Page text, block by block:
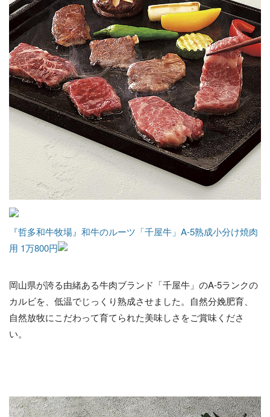
『哲多和牛牧場』和牛のルーツ「千屋牛」A-5熟成小分け焼肉
用 1万800円
岡山県が誇る由緒ある牛肉ブランド「千屋牛」のA-5ランクの
カルビを、低温でじっくり熟成させました。自然分娩肥育、
自然放牧にこだわって育てられた美味しさをご賞味くださ
い。